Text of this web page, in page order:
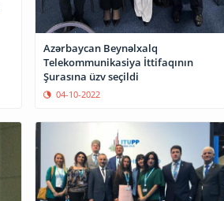
Azərbaycan Beynəlxalq
Telekommunikasiya İttifaqının
Şurasına üzv seçildi
04-10-2022